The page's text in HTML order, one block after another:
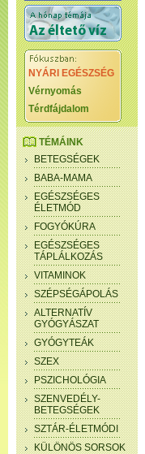
NYÁRI EGÉSZSÉG
Vérnyomás
Térdfájdalom
TÉMÁINK
BETEGSÉGEK
BABA-MAMA
EGÉSZSÉGES
ÉLETMÓD
FOGYÓKÚRA
EGÉSZSÉGES
TÁPLÁLKOZÁS
VITAMINOK
SZÉPSÉGÁPOLÁS
ALTERNATÍV
GYÓGYÁSZAT
GYÓGYTEÁK
SZEX
PSZICHOLÓGIA
SZENVEDÉLY-
BETEGSÉGEK
SZTÁR-ÉLETMÓDI
KÜLÖNÖS SORSOK